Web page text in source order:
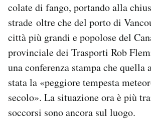
Area Personale
Newsletter
Notifiche mobile
Regala il Post
Hai bisogno di aiuto?
colate di fango, portando alla
strade oltre che del porto di
città più grandi e popolose del
provinciale dei Trasporti Rob
una conferenza stampa che quella
stata la «peggiore tempesta
secolo». La situazione ora è più
soccorsi sono ancora sul luogo.